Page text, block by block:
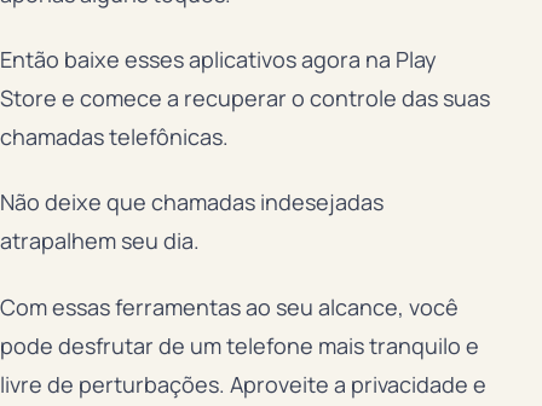
Então baixe esses aplicativos agora na Play
Store e comece a recuperar o controle das suas
chamadas telefônicas.
Não deixe que chamadas indesejadas
atrapalhem seu dia.
Com essas ferramentas ao seu alcance, você
pode desfrutar de um telefone mais tranquilo e
livre de perturbações. Aproveite a privacidade e